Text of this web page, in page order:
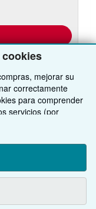
mejorar su
correctamente
para comprender
servicios (por
realizar mejoras.
y medir el
noestá de acuerdo
Puede cambiar sus
las cookies, visite
cómo usa
libro
búsqueda